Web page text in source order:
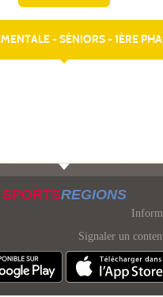
- SÉNIORS - 1ÈRE
SPORTSREGIONS
Signaler un